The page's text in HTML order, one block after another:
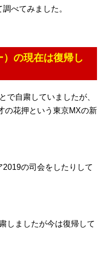
べてみました。
の現在は復帰し
で自粛していましたが、
の花押という東京MXの新
の司会をしたりして
しましたが今は復帰して